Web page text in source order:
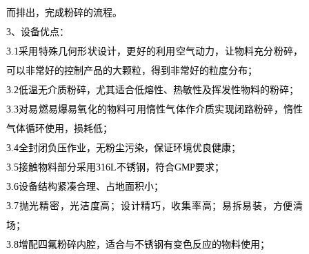
而排出，完成粉碎的流程。
3、设备优点：
3.1采用特殊几何形状设计，更好的利用空气动力，让物料充分粉碎，
可以非常好的控制产品的大颗粒，得到非常好的粒度分布；
3.2低温无介质粉碎，尤其适合低熔性、热敏性及挥发性物料的粉碎；
3.3对易燃易爆易氧化的物料可用惰性气体作介质实现闭路粉碎，惰性
气体循环使用，损耗低；
3.4全封闭负压作业，无粉尘污染，保证环境优良健康；
3.5接触物料部分采用316L不锈钢，符合GMP要求；
3.6设备结构紧凑合理、占地面积小；
3.7抛光精密，光洁度高；设计精巧，收集率高；易拆易装，方便清
场；
3.8增配四氟粉碎内腔，适合与不锈钢有变色反应的物料使用；